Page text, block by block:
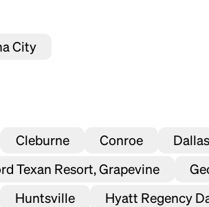
City
Cleburne Conroe Dallas
Texan Resort, Grapevine
Huntsville Hyatt Regency